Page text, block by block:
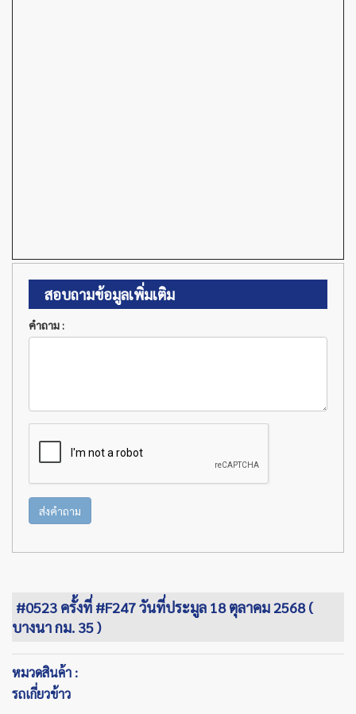
สอบถามข้อมูลเพิ่มเติม
คำถาม :
ส่งคำถาม
#0523 ครั้งที่ #F247 วันที่ประมูล 18 ตุลาคม 2568 (
บางนา กม. 35 )
หมวดสินค้า :
รถเกี่ยวข้าว